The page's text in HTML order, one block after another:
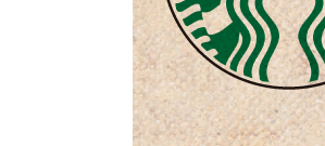
てど
んな
色？
2.2.
青を
ロゴ